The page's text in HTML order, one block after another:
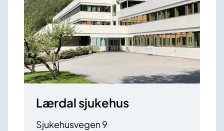
Lærdal sjukehus
Sjukehusvegen 9